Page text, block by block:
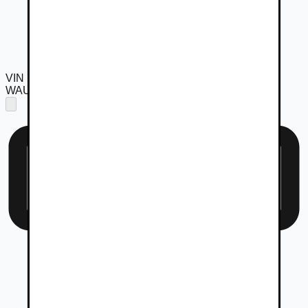
VIN
WAUZZZF45HA136428